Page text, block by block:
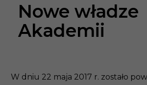
Nowe władze
Akademii
W dniu 22 maja 2017 r. zostało